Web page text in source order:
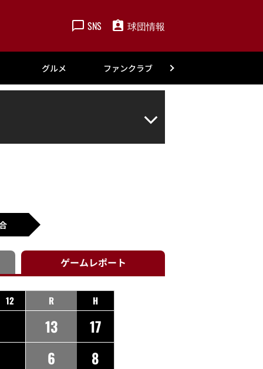
SNS 球団情報
グルメ ファンクラブ
ゲームレポート
12 R H
13
17
6
8